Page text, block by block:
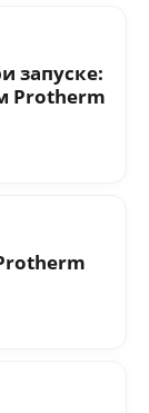
запуске:
Protherm